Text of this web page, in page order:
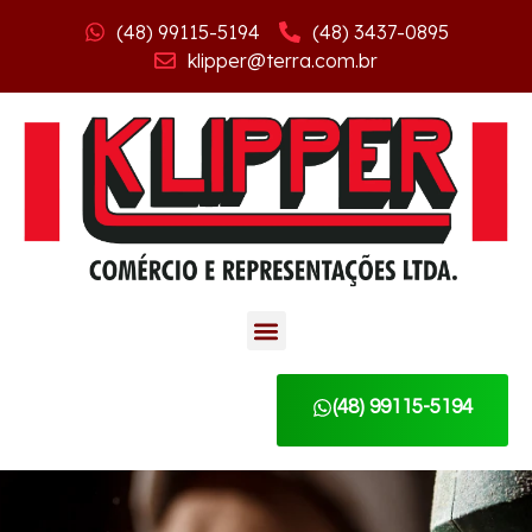
(48) 99115-5194
(48) 3437-0895
klipper@terra.com.br
(48) 99115-5194